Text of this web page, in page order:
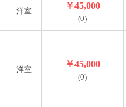
洋室
￥45,000
(0)
洋室
￥45,000
(0)